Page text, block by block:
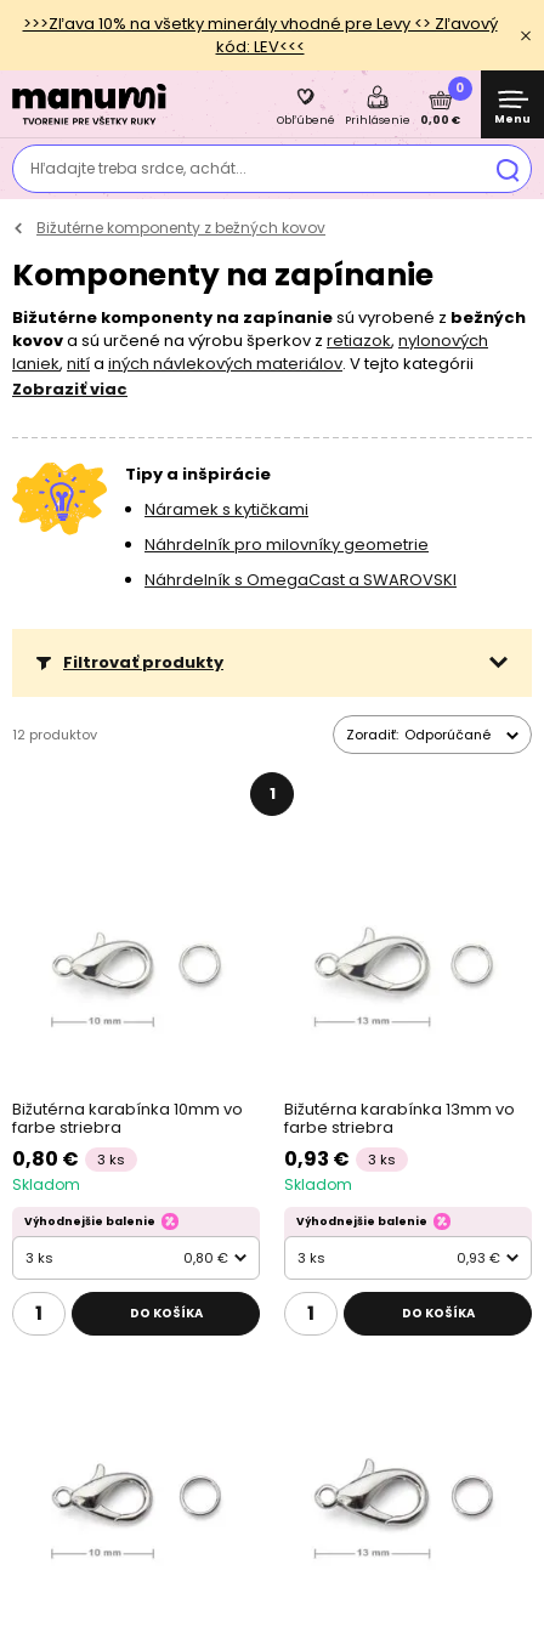
>>>Zľava 10% na všetky minerály vhodné pre Levy <> Zľavový
kód: LEV<<<
Hľadajte treba srdce, achát...
Obľúbené Prihlásenie
0
0,00 € Menu
Bižutérne komponenty z bežných kovov
Komponenty na zapínanie
Bižutérne komponenty na zapínaniesú vyrobené z bežných
kovova sú určené na výrobu šperkov z retiazok, nylonových
laniek, nitía iných návlekových materiálov. V tejto kategórii
nájdetebižutérne karabínky
zapínania.
Zobraziť viac
Tipy a inšpirácie
Náramek s kytičkami
Náhrdelník pro milovníky geometrie
Náhrdelník s OmegaCast a SWAROVSKI
Filtrovať produkty
12 produktov Zoradiť: Odporúčané
1
Bižutérna karabínka 10mm vo
farbe striebra
0,80 € 3 ks
Skladom
Výhodnejšie balenie
3 ks 0,80 €
DO KOŠÍKA
Bižutérna karabínka 13mm vo
farbe striebra
0,93 € 3 ks
Skladom
Výhodnejšie balenie
3 ks 0,93 €
DO KOŠÍKA